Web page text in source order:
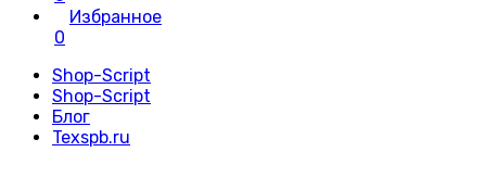
Избранное
0
Shop-Script
Shop-Script
Блог
Texspb.ru